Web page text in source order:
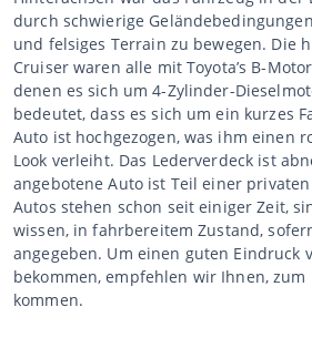
durch schwierige
und felsiges Terrain zu bewegen. Die
Cruiser waren alle mit Toyota’s B-
denen es sich um 4-Zylinder-
bedeutet, dass es sich um ein kurzes
Auto ist hochgezogen, was ihm einen
Look verleiht. Das Lederverdeck ist
angebotene Auto ist Teil einer
Autos stehen schon seit einiger Zeit,
wissen, in fahrbereitem Zustand,
angegeben. Um einen guten Eindruck
bekommen, empfehlen wir Ihnen, zum
kommen.